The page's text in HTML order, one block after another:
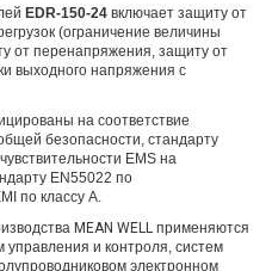
EDR-150-24 включает защиту от
(ограничение величины
от перенапряжения, защиту от
выходного напряжения с
на соответствие
безопасности, стандарту
ности EMS на
EN55022 по
по классу A.
MEAN WELL применяются
и контроля, систем
электронном